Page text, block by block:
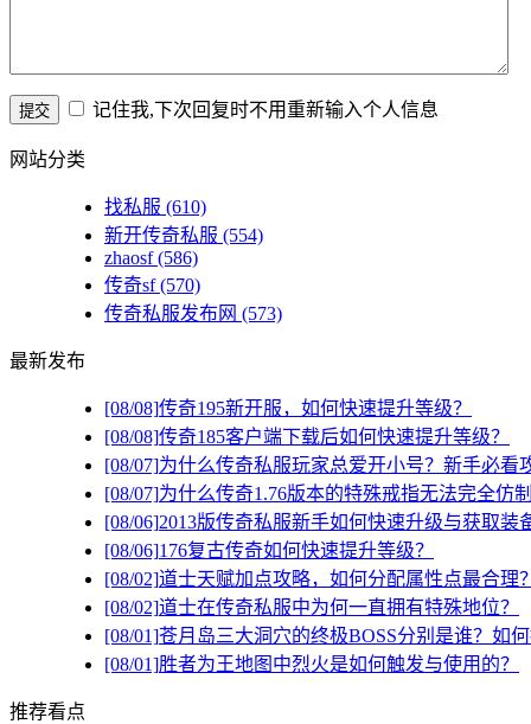
记住我,下次回复时不用重新输入个人信息
网站分类
找私服 (610)
新开传奇私服 (554)
zhaosf(586)
传奇sf(570)
传奇私服发布网 (573)
最新发布
[08/08]传奇195新开服，如何快速提升等级？
[08/08]传奇185客户端下载后如何快速提升等级？
[08/07]为什么传奇私服玩家总爱开小号？新手必看
[08/07]为什么传奇1.76版本的特殊戒指无法完全仿制
[08/06]2013版传奇私服新手如何快速升级与获取装
[08/06]176复古传奇如何快速提升等级？
[08/02]道士天赋加点攻略，如何分配属性点最合理？
[08/02]道士在传奇私服中为何一直拥有特殊地位？
[08/01]苍月岛三大洞穴的终极BOSS分别是谁？如何
[08/01]胜者为王地图中烈火是如何触发与使用的？
推荐看点